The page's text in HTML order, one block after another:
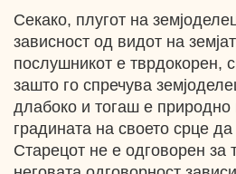
Секако, плугот на
зависност од видот на
послушникот е тврдокорен,
зашто го спречува
длабоко и тогаш е природно
градината на своето срце
Старецот не е одговорен за